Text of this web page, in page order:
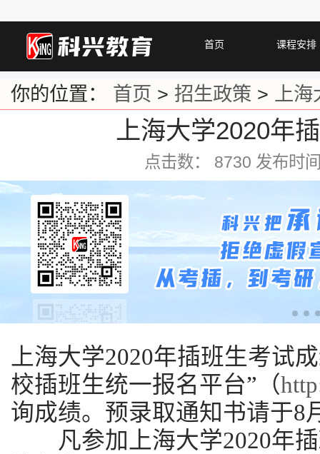
首页 课程安排
你的位置： 首页 > 招生政策 > 上
上海大学2020年
点击数： 8730 发布时
上海大学2020年插班生考试
校插班生统一报名平台”（
询成绩。预录取通知书请于8
凡参加上海大学2020年